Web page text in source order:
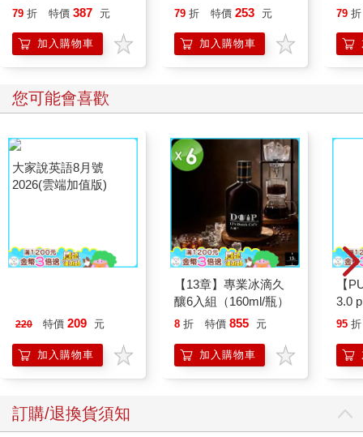
貓漫畫學歷史】
79 折 特價 387 元
加入購物車
79 折 特價 253 元
加入購物車
79 折
您可能會喜歡
220 特價 209 元
加入購物車
【13章】專業冰滴久
釀6入組（160ml/瓶）
8 折 特價 855 元
加入購物車
【
3.0
黑
95 折
訂購/退換貨須知